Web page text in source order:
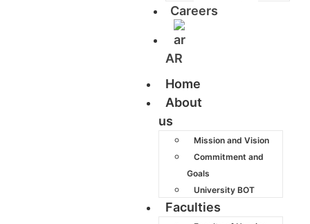
Careers
AR
Home
About
us
Mission and Vision
Commitment and
Goals
University BOT
Faculties